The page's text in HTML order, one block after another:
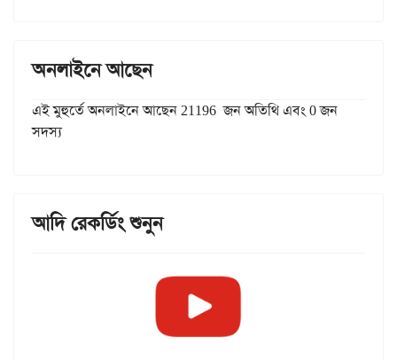
অনলাইনে আছেন
এই মুহুর্তে অনলাইনে আছেন 21196 জন অতিথি এবং 0 জন
সদস্য
আদি রেকর্ডিং শুনুন